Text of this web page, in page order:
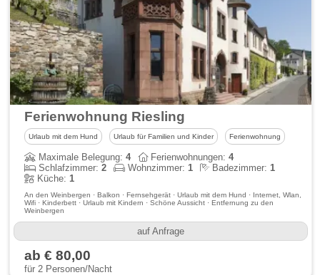
Ferienwohnung Riesling
Urlaub mit dem Hund Urlaub für Familien und Kinder Ferienwohnung
Maximale Belegung:4 Ferienwohnungen:4
Schlafzimmer:2 Wohnzimmer:1 Badezimmer:1
Küche:1
An den Weinbergen · Balkon · Fernsehgerät · Urlaub mit dem Hund · Internet, Wlan,
Wifi · Kinderbett · Urlaub mit Kindern · Schöne Aussicht · Entfernung zu den
Weinbergen
auf Anfrage
ab € 80,00
für 2 Personen/Nacht